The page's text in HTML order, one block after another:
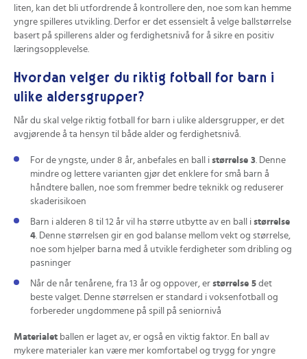
liten, kan det bli utfordrende å kontrollere den, noe som kan hemme
yngre spilleres utvikling. Derfor er det essensielt å velge ballstørrelse
basert på spillerens alder og ferdighetsnivå for å sikre en positiv
læringsopplevelse.
Hvordan velger du riktig fotball for barn i
ulike aldersgrupper?
Når du skal velge riktig fotball for barn i ulike aldersgrupper, er det
avgjørende å ta hensyn til både alder og ferdighetsnivå.
For de yngste, under 8 år, anbefales en ball i størrelse 3. Denne
mindre og lettere varianten gjør det enklere for små barn å
håndtere ballen, noe som fremmer bedre teknikk og reduserer
skaderisikoen
Barn i alderen 8 til 12 år vil ha større utbytte av en ball i størrelse
4. Denne størrelsen gir en god balanse mellom vekt og størrelse,
noe som hjelper barna med å utvikle ferdigheter som dribling og
pasninger
Når de når tenårene, fra 13 år og oppover, er størrelse 5 det
beste valget. Denne størrelsen er standard i voksenfotball og
forbereder ungdommene på spill på seniornivå
Materialet ballen er laget av, er også en viktig faktor. En ball av
mykere materialer kan være mer komfortabel og trygg for yngre